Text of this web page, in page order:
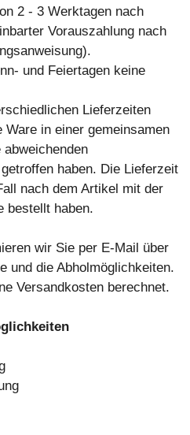
2 - 3 Werktagen nach
Vorauszahlung nach
und Feiertagen keine
Lieferzeiten
in einer gemeinsamen
haben. Die Lieferzeit
nach dem Artikel mit der
bestellt haben.
wir Sie per E-Mail über
und die Abholmöglichkeiten.
Versandkosten berechnet.